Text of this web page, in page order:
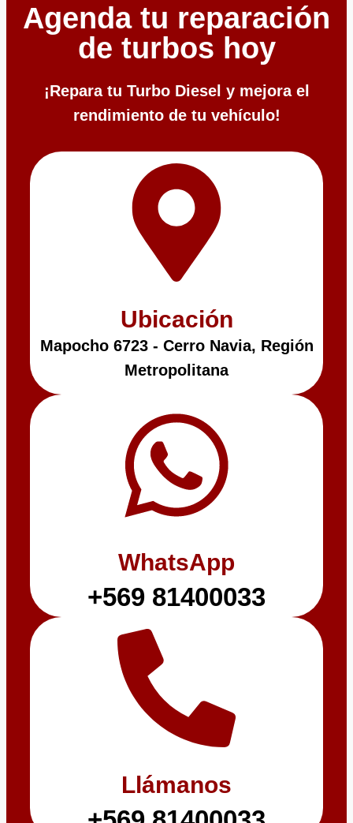
Agenda tu reparación
de turbos hoy
¡Repara tu Turbo Diesel y mejora el
rendimiento de tu vehículo!
Ubicación
Mapocho 6723 - Cerro Navia, Región
Metropolitana
WhatsApp
+569 81400033
Llámanos